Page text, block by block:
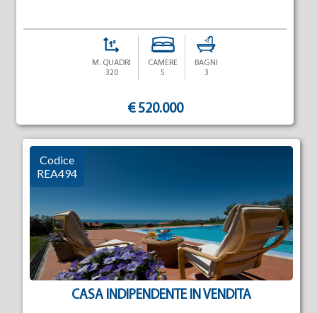
M. QUADRI
320
CAMERE
5
BAGNI
3
€ 520.000
CASA INDIPENDENTE IN VENDITA
Codice
REA494